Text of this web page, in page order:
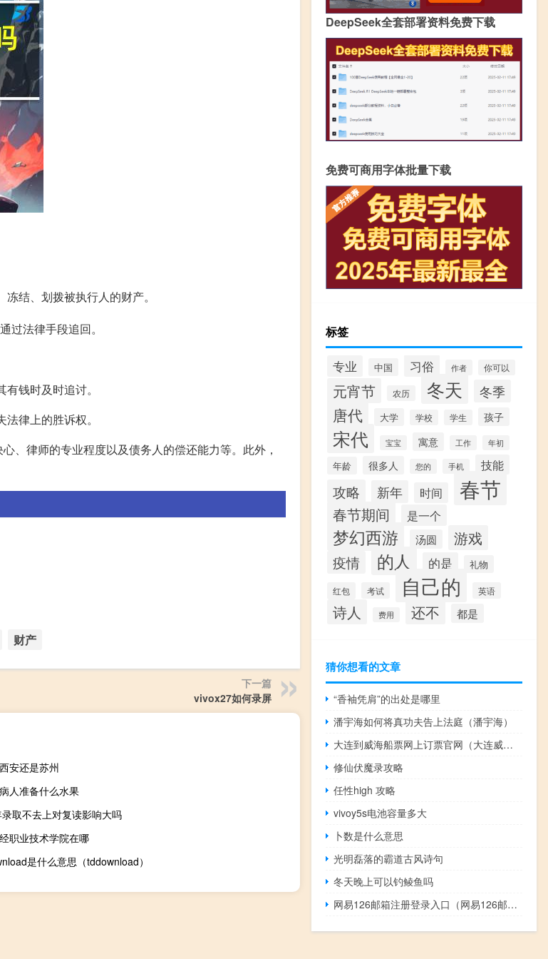
结、划拨被执行人的财产。
过法律手段追回。
钱时及时追讨。
律上的胜诉权。
、律师的专业程度以及债务人的偿还能力等。此外，
财产
下一篇
vivox27如何录屏
安还是苏州
人准备什么水果
取不去上对复读影响大吗
职业技术学院在哪
是什么意思（tddownload）
DeepSeek全套部署资料免费下载
免费可商用字体批量下载
标签
专业 中国 习俗 作者 你可以
元宵节 农历 冬天 冬季
唐代 大学 学校 学生 孩子
宋代 宝宝 寓意 工作 年初
年龄 很多人 您的 手机 技能
攻略 新年 时间 春节
春节期间 是一个
梦幻西游 汤圆 游戏
疫情 的人 的是 礼物
红包 考试 自己的 英语
诗人 费用 还不 都是
猜你想看的文章
“香袖凭肩”的出处是哪里
潘宇海如何将真功夫告上法庭（潘宇海）
大连到威海船票网上订票官网（大连威海船票时刻表）
修仙伏魔录攻略
任性high 攻略
vivoy5s电池容量多大
卜数是什么意思
光明磊落的霸道古风诗句
冬天晚上可以钓鲮鱼吗
网易126邮箱注册登录入口（网易126邮箱注册）